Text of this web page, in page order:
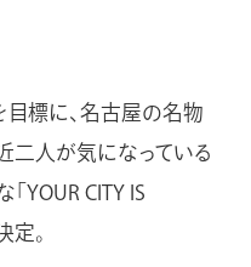
標に、名古屋の名物
二人が気になっている
「YOUR CITY IS
定。